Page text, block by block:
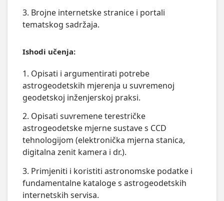
3. Brojne internetske stranice i portali
tematskog sadržaja.
Ishodi učenja:
1. Opisati i argumentirati potrebe
astrogeodetskih mjerenja u suvremenoj
geodetskoj inženjerskoj praksi.
2. Opisati suvremene terestričke
astrogeodetske mjerne sustave s CCD
tehnologijom (elektronička mjerna stanica,
digitalna zenit kamera i dr.).
3. Primjeniti i koristiti astronomske podatke i
fundamentalne kataloge s astrogeodetskih
internetskih servisa.